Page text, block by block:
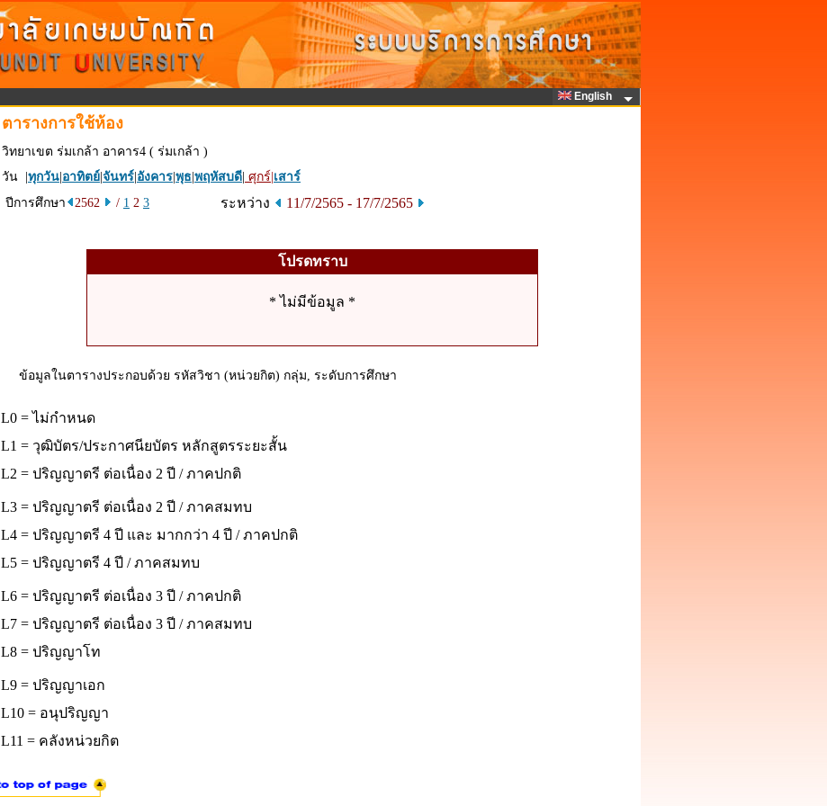
English
ตารางการใช้ห้อง
วิทยาเขต ร่มเกล้า อาคาร4 ( ร่มเกล้า )
วัน | ทุกวัน อาทิตย์ จันทร์ อังคาร พุธ พฤหัสบดี ศุกร์ เสาร์
ปีการศึกษา
2562 / 1 2 3 ระหว่าง 11/7/2565 - 17/7/2565
โปรดทราบ
* ไม่มีข้อมูล *
ข้อมูลในตารางประกอบด้วย รหัสวิชา (หน่วยกิต) กลุ่ม, ระดับการศึกษา
L0 = ไม่กำหนด
L1 = วุฒิบัตร/ประกาศนียบัตร หลักสูตรระยะสั้น
L2 = ปริญญาตรี ต่อเนื่อง 2 ปี / ภาคปกติ
L3 = ปริญญาตรี ต่อเนื่อง 2 ปี / ภาคสมทบ
L4 = ปริญญาตรี 4 ปี และ มากกว่า 4 ปี / ภาคปกติ
L5 = ปริญญาตรี 4 ปี / ภาคสมทบ
L6 = ปริญญาตรี ต่อเนื่อง 3 ปี / ภาคปกติ
L7 = ปริญญาตรี ต่อเนื่อง 3 ปี / ภาคสมทบ
L8 = ปริญญาโท
L9 = ปริญญาเอก
L10 = อนุปริญญา
L11 = คลังหน่วยกิต